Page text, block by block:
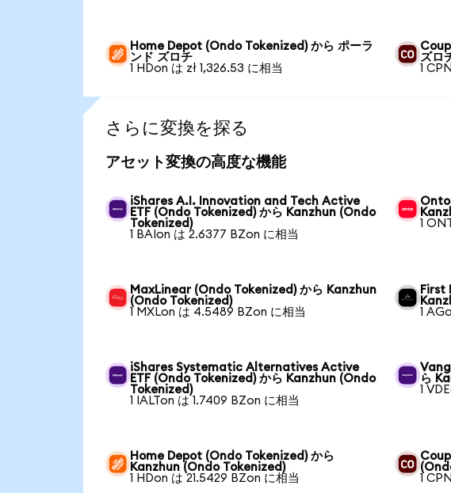
Home Depot (Ondo Tokenized) から ポーラ
ンド ズロチ
1 HDon は zł 1,326.53 に相当
ズロ
1
さらに変換を探る
アセット変換の高度な機能
iShares A.I. Innovation and Tech Active
ETF (Ondo Tokenized) から Kanzhun (Ondo
Tokenized)
1 BAIon は 2.6377 BZon に相当
Onto
1
MaxLinear (Ondo Tokenized) から Kanzhun
(Ondo Tokenized)
1 MXLon は 4.5489 BZon に相当
First
1
iShares Systematic Alternatives Active
ETF (Ondo Tokenized) から Kanzhun (Ondo
Tokenized)
1 IALTon は 1.7409 BZon に相当
ら
1
Home Depot (Ondo Tokenized) から
Kanzhun (Ondo Tokenized)
1 HDon は 21.5429 BZon に相当
1